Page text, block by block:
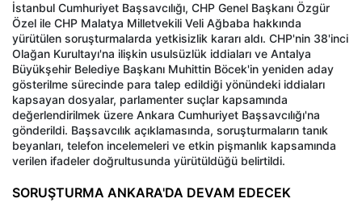
İstanbul Cumhuriyet Başsavcılığı, CHP Genel Başkanı Özgür
Özel ile CHP Malatya Milletvekili Veli Ağbaba hakkında
yürütülen soruşturmalarda yetkisizlik kararı aldı. CHP'nin 38'inci
Olağan Kurultayı'na ilişkin usulsüzlük iddiaları ve Antalya
Büyükşehir Belediye Başkanı Muhittin Böcek'in yeniden aday
gösterilme sürecinde para talep edildiği yönündeki iddiaları
kapsayan dosyalar, parlamenter suçlar kapsamında
değerlendirilmek üzere Ankara Cumhuriyet Başsavcılığı'na
gönderildi. Başsavcılık açıklamasında, soruşturmaların tanık
beyanları, telefon incelemeleri ve etkin pişmanlık kapsamında
verilen ifadeler doğrultusunda yürütüldüğü belirtildi.
SORUŞTURMA ANKARA'DA DEVAM EDECEK